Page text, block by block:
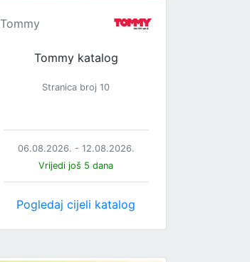
Tommy
Tommy katalog
Stranica broj 10
06.08.2026. - 12.08.2026.
Vrijedi još 5 dana
Pogledaj cijeli katalog